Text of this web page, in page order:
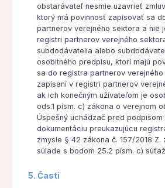
obstarávateľ nesmie uzavrieť
ktorý má povinnosť zapisovať sa
partnerov verejného sektora a nie
registri partnerov verejného
subdodávatelia alebo
osobitného predpisu, ktorí majú
sa do registra partnerov
zapísaní v registri partnerov
ak ich konečným užívateľom je
ods.1 písm. c) zákona o verejnom
Úspešný uchádzač pred
dokumentáciu preukazujúcu
zmysle § 42 zákona č. 157/2018 Z.
súlade s bodom 25.2 písm. c)
5. Časti